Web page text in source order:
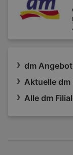
dm
Aktuelle
Alle dm